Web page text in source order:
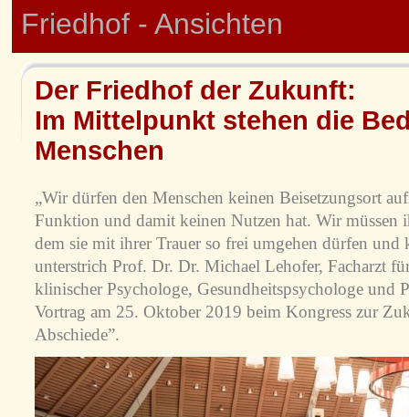
Friedhof - Ansichten
Der Friedhof der Zukunft:
Im Mittelpunkt stehen die
Menschen
„Wir dürfen den Menschen keinen Beisetzungsort
Funktion und damit keinen Nutzen hat. Wir müssen
dem sie mit ihrer Trauer so frei umgehen dürfen und
unterstrich Prof. Dr. Dr. Michael Lehofer, Facharzt
klinischer Psychologe, Gesundheitspsychologe und
Vortrag am 25. Oktober 2019 beim Kongress zur
Abschiede”.